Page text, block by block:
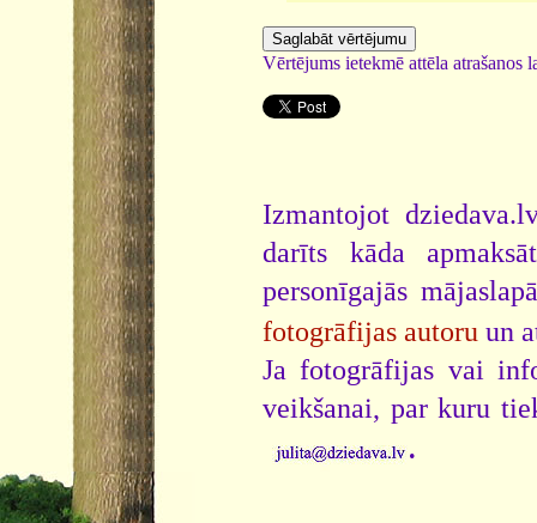
Vērtējums ietekmē attēla atrašanos
Izmantojot
darīts kāda
personīgajās
fotogrāfijas autoru un
Ja fotogrāfijas vai
veikšanai, par kuru
.